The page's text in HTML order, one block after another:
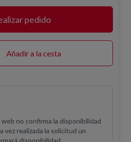
pedido
Añadir a la cesta
web no confirma la disponibilidad
vez realizada la solicitud un
disponibilidad.